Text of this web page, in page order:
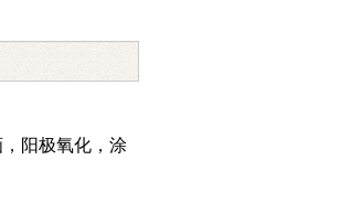
阳极氧化，涂